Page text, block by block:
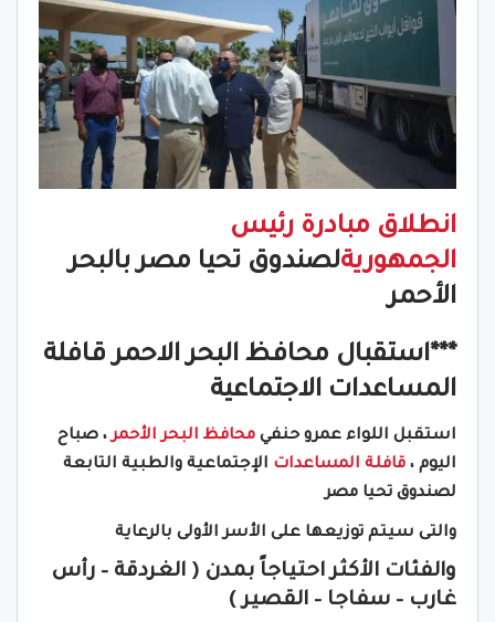
انطلاق مبادرة رئيس
الجمهوريةلصندوق تحيا مصر بالبحر
الأحمر
***استقبال محافظ البحر الاحمر قافلة
المساعدات الاجتماعية
استقبل اللواء عمرو حنفي محافظ البحر الأحمر، صباح
اليوم ، قافلة المساعدات الإجتماعية والطبية التابعة
لصندوق تحيا مصر
والتى سيتم توزيعها على الأسر الأولى بالرعاية
والفئات الأكثر احتياجاً بمدن ( الغردقة – رأس
غارب – سفاجا – القصير )